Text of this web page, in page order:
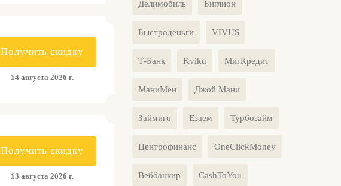
Получить скидку
14 августа 2026 г.
Получить скидку
13 августа 2026 г.
Делимобиль Биглион
Быстроденьги VIVUS
Т-Банк Kviku МигКредит
МаниМен Джой Мани
Займиго Езаем Турбозайм
Центрофинанс OneClickMoney
Веббанкир CashToYou